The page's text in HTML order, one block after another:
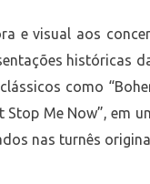
e visual aos
históricas
como
Stop Me Now”, em
nas turnês